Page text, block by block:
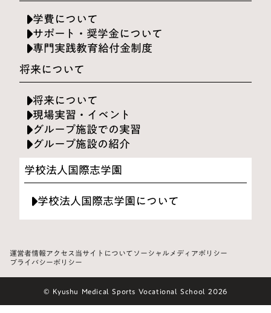
学費について
サポート・奨学金について
専門実践教育給付金制度
将来について
将来について
現場実習・イベント
グループ施設での実習
グループ施設の紹介
学校法人国際志学園
学校法人国際志学園について
運営者情報アクセス当サイトについてソーシャルメディアポリシー
プライバシーポリシー
© Kyushu Medical Sports Vocational School 2026